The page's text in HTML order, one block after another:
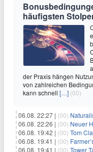
häufigsten
der Praxis hängen
von zahlreichen
kann schnell […] (00)
06.08. 22:27 | (00) Naturalist
06.08. 22:26 | (00) Neuer
06.08. 19:42 | (00) Tom
06.08. 19:41 | (00)
06.08. 19:41 | (00) Tower